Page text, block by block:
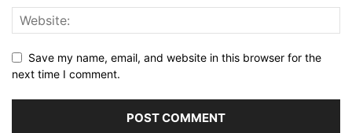
Save my name, email, and website in this browser for the
next time I comment.